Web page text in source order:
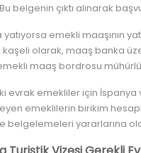
belgenin çıktı alınarak
emekli maaşının
olarak, maaş banka
maaş bordrosu mühürlü
evrak emekliler için
emeklilerin birikim
belgelemeleri yararlarına